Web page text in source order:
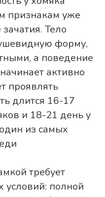
признакам уже
Тело
форму,
а поведение
активно
проявлять
длится 16-17
и 18-21 день у
из самых
требует
условий: полной